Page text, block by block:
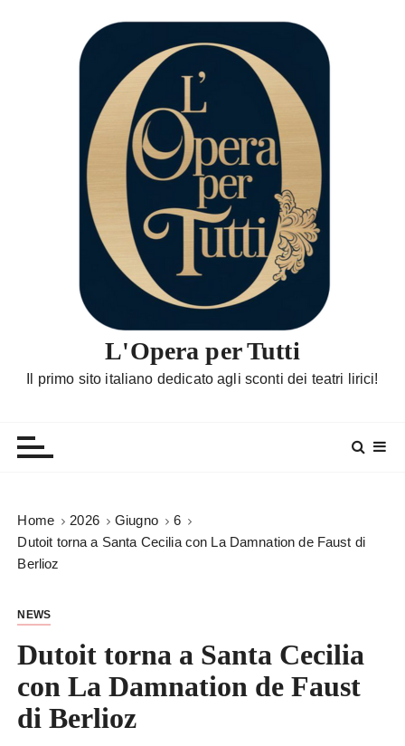
L'Opera per Tutti
Il primo sito italiano dedicato agli sconti dei teatri lirici!
Home 2026 Giugno
6
Dutoit torna a Santa Cecilia con La Damnation de Faust di
Berlioz
NEWS
Dutoit torna a Santa Cecilia
con La Damnation de Faust
di Berlioz